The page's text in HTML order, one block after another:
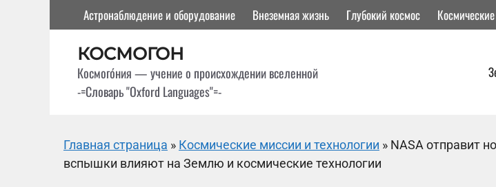
содержимому
Астронаблюдение и оборудование Внеземная жизнь Глубокий космос
КОСМОГОН
Космого́ния — учение о происхождении вселенной
-=Словарь "Oxford Languages"=-
Главная страница » Космические миссии и технологии » NASA отправит
вспышки влияют на Землю и космические технологии